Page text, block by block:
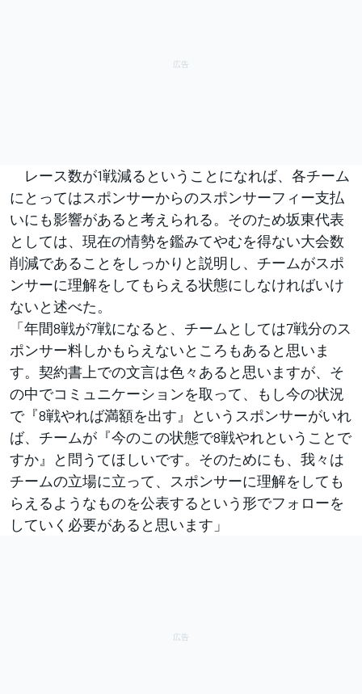
レース数が1戦減るということになれば、各チーム
にとってはスポンサーからのスポンサーフィー支払
いにも影響があると考えられる。そのため坂東代表
としては、現在の情勢を鑑みてやむを得ない大会数
削減であることをしっかりと説明し、チームがスポ
ンサーに理解をしてもらえる状態にしなければいけ
ないと述べた。
「年間8戦が7戦になると、チームとしては7戦分のス
ポンサー料しかもらえないところもあると思いま
す。契約書上での文言は色々あると思いますが、そ
の中でコミュニケーションを取って、もし今の状況
で『8戦やれば満額を出す』というスポンサーがいれ
ば、チームが『今のこの状態で8戦やれということで
すか』と問うてほしいです。そのためにも、我々は
チームの立場に立って、スポンサーに理解をしても
らえるようなものを公表するという形でフォローを
していく必要があると思います」